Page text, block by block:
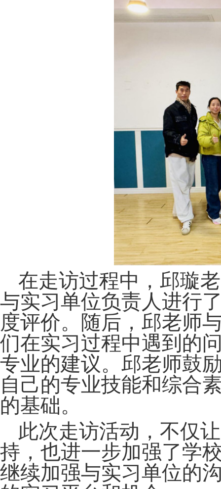
在走访过程中，邱璇
与实习单位负责人进行
度评价。随后，邱老师
们在实习过程中遇到的
专业的建议。邱老师鼓
自己的专业技能和综合
的基础。
此次走访活动，不仅
持，也进一步加强了学
继续加强与实习单位的